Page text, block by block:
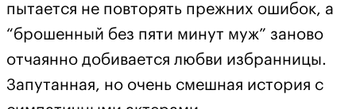
пытается не повторять прежних ошибок, а
“брошенный без пяти минут муж” заново
отчаянно добивается любви избранницы.
Запутанная, но очень смешная история с